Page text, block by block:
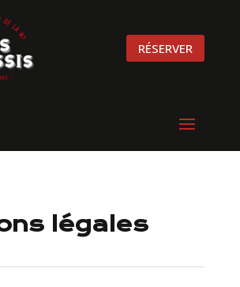
RÉSERVER
légales